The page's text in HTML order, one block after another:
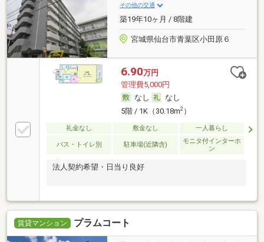
その他の交通
築19年10ヶ月 / 8階建
宮城県仙台市青葉区小田原６
6.90万円
管理費5,000円
なし
なし
5階 / 1K（30.18m2）
礼金なし 敷金なし 一人暮らし
バス・トイレ別 駐車場(近隣含)
モニタ付インターホ
ン
法人契約希望・日当り良好
賃貸マンション プラムコート